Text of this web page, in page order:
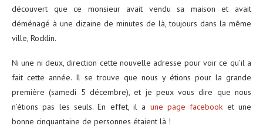
découvert que ce monsieur avait vendu sa maison et avait
déménagé à une dizaine de minutes de là, toujours dans la même
ville, Rocklin.
Ni une ni deux, direction cette nouvelle adresse pour voir ce qu’il a
fait cette année. Il se trouve que nous y étions pour la grande
première (samedi 5 décembre), et je peux vous dire que nous
n’étions pas les seuls. En effet, il a une page facebook et une
bonne cinquantaine de personnes étaient là !